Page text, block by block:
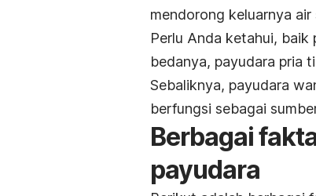
mendorong keluarnya
Perlu Anda ketahui, baik
bedanya, payudara pria
Sebaliknya, payudara
berfungsi sebagai
Berbagai
payudara